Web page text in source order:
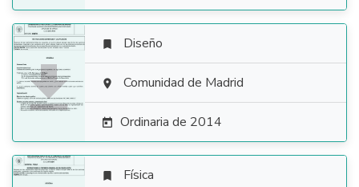

 Diseño
 Comunidad de Madrid
 Ordinaria de 2014
 Física